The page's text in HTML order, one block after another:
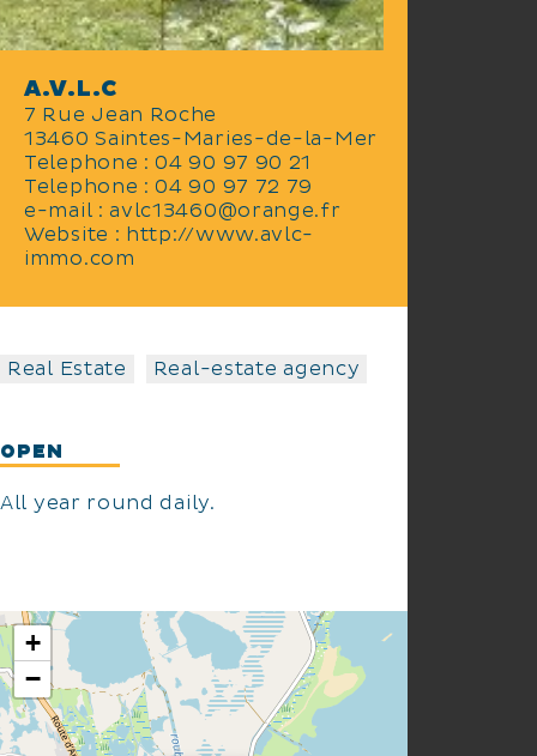
A.V.L.C
7 Rue Jean Roche
13460 Saintes-Maries-de-la-Mer
Telephone : 04 90 97 90 21
Telephone : 04 90 97 72 79
e-mail : avlc13460@orange.fr
Website : http://www.avlc-
immo.com
Real Estate Real-estate agency
OPEN
All year round daily.
+
−